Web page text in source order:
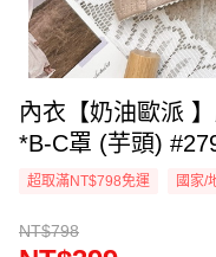
內衣【奶油歐派
*B-C罩 (芋頭)
超取滿NT$798免運 國家/
NT$798